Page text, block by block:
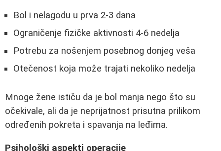
Bol i nelagodu u prva 2-3 dana
Ograničenje fizičke aktivnosti 4-6 nedelja
Potrebu za nošenjem posebnog donjeg veša
Otečenost koja može trajati nekoliko nedelja
Mnoge žene ističu da je bol manja nego što su
očekivale, ali da je neprijatnost prisutna prilikom
određenih pokreta i spavanja na leđima.
Psihološki aspekti operacije